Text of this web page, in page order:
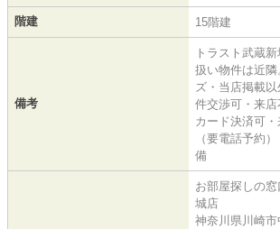
階建 15階建
備考
トラスト武蔵
扱い物件は近
ズ・当店掲載
件交渉可・来店
カード決済可
（要電話予約
備
お部屋探しの
城店
神奈川県川崎